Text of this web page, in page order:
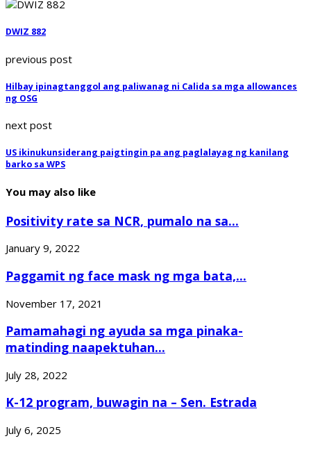
DWIZ 882
previous post
Hilbay ipinagtanggol ang paliwanag ni Calida sa mga allowances
ng OSG
next post
US ikinukunsiderang paigtingin pa ang paglalayag ng kanilang
barko sa WPS
You may also like
Positivity rate sa NCR, pumalo na sa...
January 9, 2022
Paggamit ng face mask ng mga bata,...
November 17, 2021
Pamamahagi ng ayuda sa mga pinaka-
matinding naapektuhan...
July 28, 2022
K-12 program, buwagin na – Sen. Estrada
July 6, 2025